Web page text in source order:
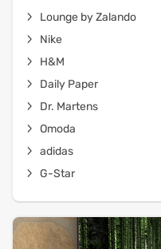
Lounge by Zalando
Nike
H&M
Daily Paper
Dr. Martens
Omoda
adidas
G-Star